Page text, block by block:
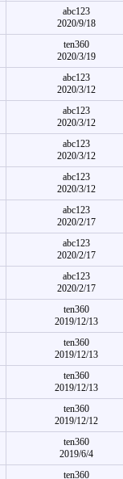
abc123
2020/9/18
ten360
2020/3/19
abc123
2020/3/12
abc123
2020/3/12
abc123
2020/3/12
abc123
2020/3/12
abc123
2020/2/17
abc123
2020/2/17
abc123
2020/2/17
ten360
2019/12/13
ten360
2019/12/13
ten360
2019/12/13
ten360
2019/12/12
ten360
2019/6/4
ten360